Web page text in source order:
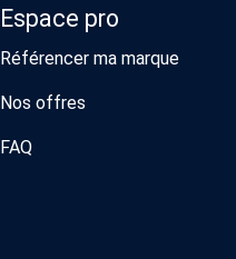
Espace pro
Référencer ma marque
Nos offres
FAQ